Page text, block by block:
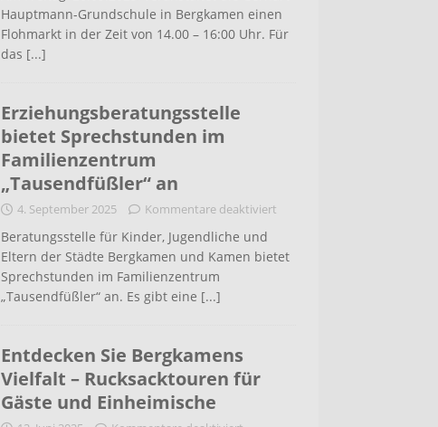
Hauptmann-Grundschule in Bergkamen einen
Flohmarkt in der Zeit von 14.00 – 16:00 Uhr. Für
das [...]
Erziehungsberatungsstelle
bietet Sprechstunden im
Familienzentrum
„Tausendfüßler“ an
4. September 2025 Kommentare deaktiviert
Beratungsstelle für Kinder, Jugendliche und
Eltern der Städte Bergkamen und Kamen bietet
Sprechstunden im Familienzentrum
„Tausendfüßler“ an. Es gibt eine [...]
Entdecken Sie Bergkamens
Vielfalt – Rucksacktouren für
Gäste und Einheimische